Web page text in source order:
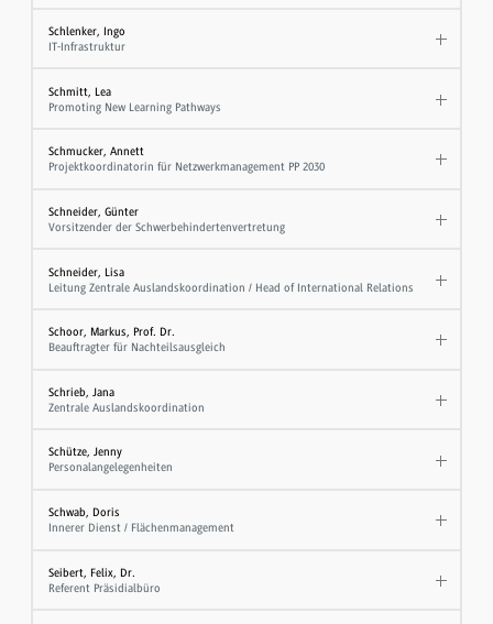
Schlenker, Ingo
IT-Infrastruktur
Schmitt, Lea
Promoting New Learning Pathways
Schmucker, Annett
Projektkoordinatorin für Netzwerkmanagement PP 2030
Schneider, Günter
Vorsitzender der Schwerbehindertenvertretung
Schneider, Lisa
Leitung Zentrale Auslandskoordination / Head of International Relations
Schoor, Markus, Prof. Dr.
Beauftragter für Nachteilsausgleich
Schrieb, Jana
Zentrale Auslandskoordination
Schütze, Jenny
Personalangelegenheiten
Schwab, Doris
Innerer Dienst / Flächenmanagement
Seibert, Felix, Dr.
Referent Präsidialbüro